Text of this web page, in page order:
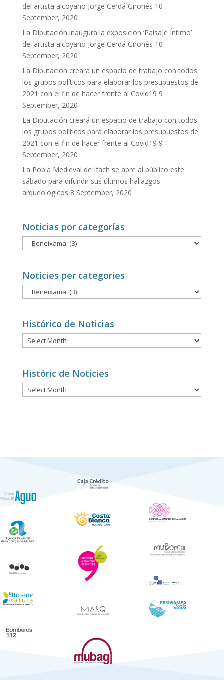
del artista alcoyano Jorge Cerdá Gironés 10
September, 2020
La Diputación inaugura la exposición ‘Paisaje Íntimo’
del artista alcoyano Jorge Cerdá Gironés 10
September, 2020
La Diputación creará un espacio de trabajo con todos
los grupos políticos para elaborar los presupuestos de
2021 con el fin de hacer frente al Covid19 9
September, 2020
La Diputación creará un espacio de trabajo con todos
los grupos políticos para elaborar los presupuestos de
2021 con el fin de hacer frente al Covid19 9
September, 2020
La Pobla Medieval de Ifach se abre al público este
sábado para difundir sus últimos hallazgos
arqueológicos 8 September, 2020
Noticias por categorías
Noticias
por
Notícies per categories
Notícies
per
Histórico de Noticias
Histórico
de
Históric de Notícies
Históric
de